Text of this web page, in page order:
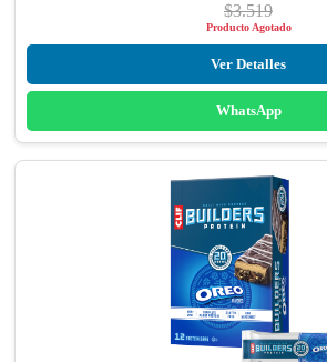
$3.519
Producto Agotado
Ver Detalles
WhatsApp